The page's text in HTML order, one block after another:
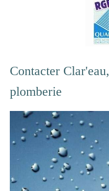
Contacter
plomberie